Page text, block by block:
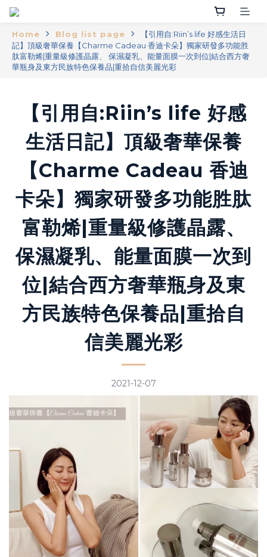
Home Blog list page
【引用自:Riin’s life 好感生活日
記】頂級奢華保養【Charme Cadeau 香迪卡朵】獨家研發多功能胜
肽富勒烯|重量級修護晶露、 保濕凝乳、能量面膜一次到位|結合西方奢
華瓶身及東方民族特色保養品|重拾自信美麗光彩
【引用自:Riin’s life 好感
生活日記】頂級奢華保養
【Charme Cadeau 香迪
卡朵】獨家研發多功能胜肽
富勒烯|重量級修護晶露、
保濕凝乳、能量面膜一次到
位|結合西方奢華瓶身及東
方民族特色保養品|重拾自
信美麗光彩
2021-12-07